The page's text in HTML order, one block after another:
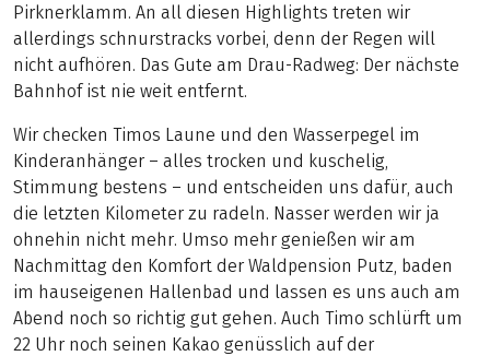
Pirknerklamm. An all diesen Highlights treten wir
allerdings schnurstracks vorbei, denn der Regen will
nicht aufhören. Das Gute am Drau-Radweg: Der nächste
Bahnhof ist nie weit entfernt.
Wir checken Timos Laune und den Wasserpegel im
Kinderanhänger – alles trocken und kuschelig,
Stimmung bestens – und entscheiden uns dafür, auch
die letzten Kilometer zu radeln. Nasser werden wir ja
ohnehin nicht mehr. Umso mehr genießen wir am
Nachmittag den Komfort der Waldpension Putz, baden
im hauseigenen Hallenbad und lassen es uns auch am
Abend noch so richtig gut gehen. Auch Timo schlürft um
22 Uhr noch seinen Kakao genüsslich auf der